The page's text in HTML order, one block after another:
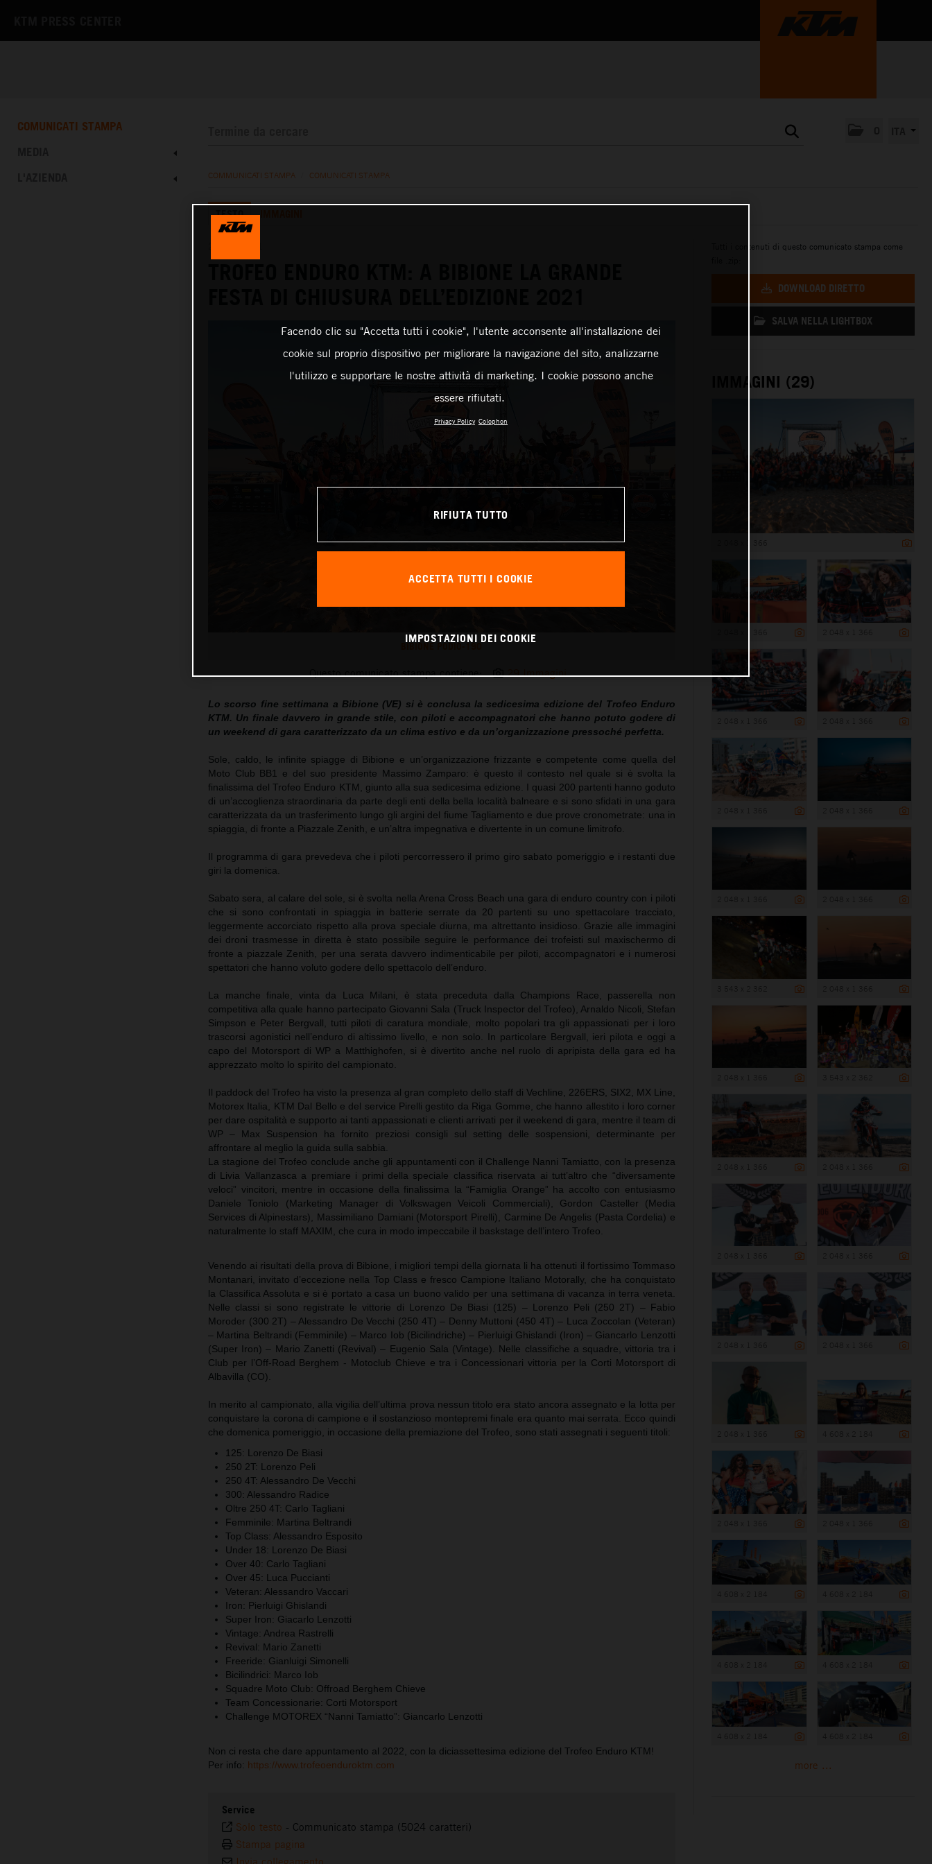
COMUNICATI STAMPA
COMMUNICATI STAMPA COMUNICATI STAMPA
TESTO
BIBIONE PODIO-190
Questo comunicato stampa contiene: 29 Immagini
Lo scorso fine settimana a Bibione (VE) si è conclusa la sedicesima edizione del Trofeo Enduro
KTM. Un finale davvero in grande stile, con piloti e accompagnatori che hanno potuto godere di
un weekend di gara caratterizzato da un clima estivo e da un’organizzazione pressoché perfetta.
Sole, caldo, le infinite spiagge di Bibione e un’organizzazione frizzante e competente come quella del
Moto Club BB1 e del suo presidente Massimo Zamparo: è questo il contesto nel quale si è svolta la
finalissima del Trofeo Enduro KTM, giunto alla sua sedicesima edizione. I quasi 200 partenti hanno goduto
di un’accoglienza straordinaria da parte degli enti della bella località balneare e si sono sfidati in una gara
caratterizzata da un trasferimento lungo gli argini del fiume Tagliamento e due prove cronometrate: una in
spiaggia, di fronte a Piazzale Zenith, e un’altra impegnativa e divertente in un comune limitrofo.
Il programma di gara prevedeva che i piloti percorressero il primo giro sabato pomeriggio e i restanti due
giri la domenica.
Sabato sera, al calare del sole, si è svolta nella Arena Cross Beach una gara di enduro country con i piloti
che si sono confrontati in spiaggia in batterie serrate da 20 partenti su uno spettacolare tracciato,
leggermente accorciato rispetto alla prova speciale diurna, ma altrettanto insidioso. Grazie alle immagini
dei droni trasmesse in diretta è stato possibile seguire le performance dei trofeisti sul maxischermo di
fronte a piazzale Zenith, per una serata davvero indimenticabile per piloti, accompagnatori e i numerosi
spettatori che hanno voluto godere dello spettacolo dell’enduro.
La manche finale, vinta da Luca Milani, è stata preceduta dalla Champions Race, passerella non
competitiva alla quale hanno partecipato Giovanni Sala (Truck Inspector del Trofeo), Arnaldo Nicoli, Stefan
Simpson e Peter Bergvall, tutti piloti di caratura mondiale, molto popolari tra gli appassionati per i loro
trascorsi agonistici nell’enduro di altissimo livello, e non solo. In particolare Bergvall, ieri pilota e oggi a
capo del Motorsport di WP a Matthighofen, si è divertito anche nel ruolo di apripista della gara ed ha
apprezzato molto lo spirito del campionato.
Il paddock del Trofeo ha visto la presenza al gran completo dello staff di Vechline, 226ERS, SIX2, MX Line,
Motorex Italia, KTM Dal Bello e del service Pirelli gestito da Riga Gomme, che hanno allestito i loro corner
per dare ospitalità e supporto ai tanti appassionati e clienti arrivati per il weekend di gara, mentre il team di
WP – Max Suspension ha fornito preziosi consigli sul setting delle sospensioni, determinante per
affrontare al meglio la guida sulla sabbia.
La stagione del Trofeo conclude anche gli appuntamenti con il Challenge Nanni Tamiatto, con la presenza
di Livia Vallanzasca a premiare i primi della speciale classifica riservata ai tutt’altro che “diversamente
veloci” vincitori, mentre in occasione della finalissima la “Famiglia Orange” ha accolto con entusiasmo
Daniele Toniolo (Marketing Manager di Volkswagen Veicoli Commerciali), Gordon Casteller (Media
Services di Alpinestars), Massimiliano Damiani (Motorsport Pirelli), Carmine De Angelis (Pasta Cordelia) e
naturalmente lo staff MAXIM, che cura in modo impeccabile il baskstage dell’intero Trofeo.
Venendo ai risultati della prova di Bibione, i migliori tempi della giornata li ha ottenuti il fortissimo Tommaso
Montanari, invitato d’eccezione nella Top Class e fresco Campione Italiano Motorally, che ha conquistato
la Classifica Assoluta e si è portato a casa un buono valido per una settimana di vacanza in terra veneta.
Nelle classi si sono registrate le vittorie di Lorenzo De Biasi (125) – Lorenzo Peli (250 2T) – Fabio
Moroder (300 2T) – Alessandro De Vecchi (250 4T) – Denny Muttoni (450 4T) – Luca Zoccolan (Veteran)
– Martina Beltrandi (Femminile) – Marco Iob (Bicilindriche) – Pierluigi Ghislandi (Iron) – Giancarlo Lenzotti
(Super Iron) – Mario Zanetti (Revival) – Eugenio Sala (Vintage). Nelle classifiche a squadre, vittoria tra i
Club per l’Off-Road Berghem - Motoclub Chieve e tra i Concessionari vittoria per la Corti Motorsport di
Albavilla (CO).
In merito al campionato, alla vigilia dell’ultima prova nessun titolo era stato ancora assegnato e la lotta per
conquistare la corona di campione e il sostanzioso montepremi finale era quanto mai serrata. Ecco quindi
che domenica pomeriggio, in occasione della premiazione del Trofeo, sono stati assegnati i seguenti titoli:
125: Lorenzo De Biasi
250 2T: Lorenzo Peli
250 4T: Alessandro De Vecchi
300: Alessandro Radice
Oltre 250 4T: Carlo Tagliani
Femminile: Martina Beltrandi
Top Class: Alessandro Esposito
Under 18: Lorenzo De Biasi
Over 40: Carlo Tagliani
Over 45: Luca Puccianti
Veteran: Alessandro Vaccari
Iron: Pierluigi Ghislandi
Super Iron: Giacarlo Lenzotti
Vintage: Andrea Rastrelli
Revival: Mario Zanetti
Freeride: Gianluigi Simonelli
Bicilindrici: Marco Iob
Squadre Moto Club: Offroad Berghem Chieve
Team Concessionarie: Corti Motorsport
Challenge MOTOREX “Nanni Tamiatto”: Giancarlo Lenzotti
Non ci resta che dare appuntamento al 2022, con la diciassettesima edizione del Trofeo Enduro KTM!
Per info: https://www.trofeoenduroktm.com
Service
Solo testo - Communicato stampa (5024 caratteri)
Stampa pagina
Tutti i contenuti di questo comunicato stampa come
DOWNLOAD DIRETTO
SALVA NELLA LIGHTBOX
IMMAGINI (29)
more ...
Facendo clic su "Accetta tutti i cookie", l'utente acconsente all'installazione dei
cookie sul proprio dispositivo per migliorare la navigazione del sito, analizzarne
l'utilizzo e supportare le nostre attività di marketing. I cookie possono anche
essere rifiutati.
Privacy Policy Colophon
RIFIUTA TUTTO
ACCETTA TUTTI I COOKIE
IMPOSTAZIONI DEI COOKIE